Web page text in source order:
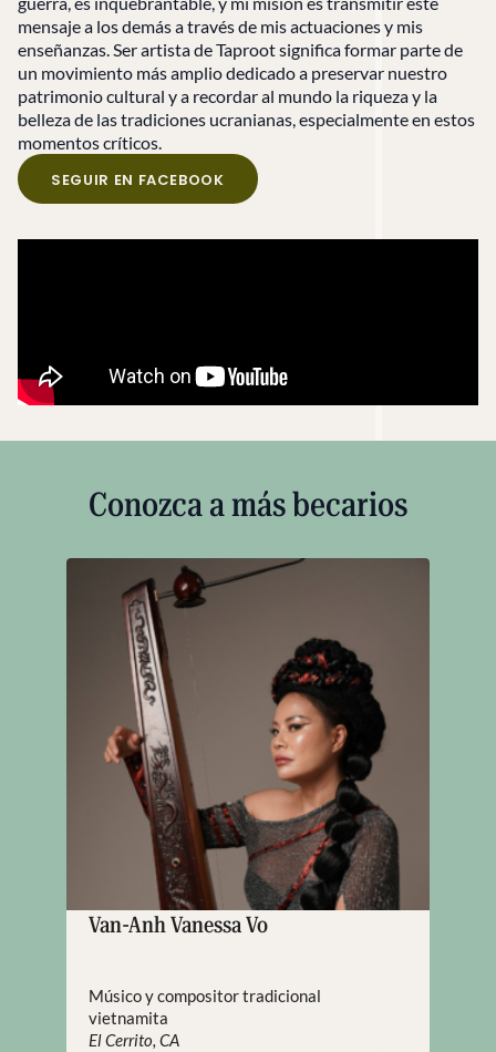
mensaje a los demás a través de mis actuaciones y mis
enseñanzas. Ser artista de Taproot significa formar parte de
un movimiento más amplio dedicado a preservar nuestro
patrimonio cultural y a recordar al mundo la riqueza y la
belleza de las tradiciones ucranianas, especialmente en estos
momentos críticos.
SEGUIR EN FACEBOOK
Conozca a más becarios
Van-Anh Vanessa Vo
Músico y compositor tradicional
vietnamita
El Cerrito, CA